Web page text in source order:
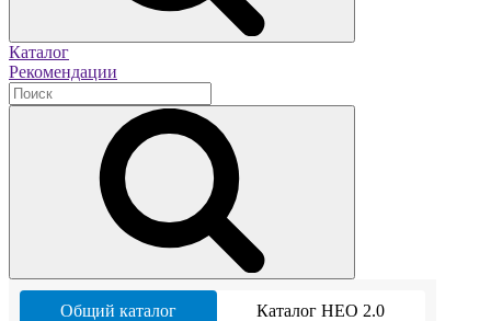
Каталог
Рекомендации
Общий каталог Каталог НЕО 2.0